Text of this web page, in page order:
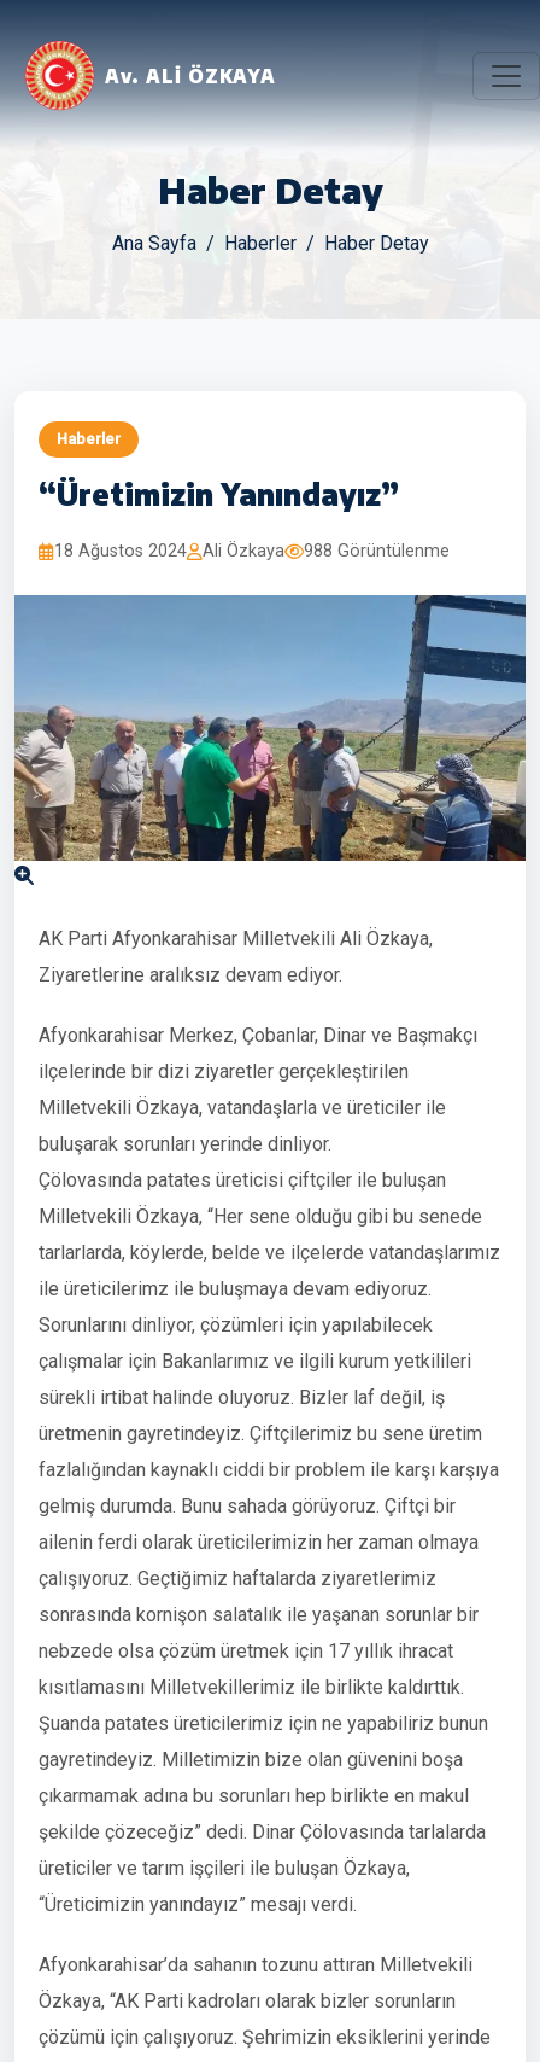
Av. ALİ ÖZKAYA
Haber Detay
Ana Sayfa Haberler Haber Detay
Haberler
“Üretimizin Yanındayız”
18 Ağustos 2024 Ali Özkaya 988 Görüntülenme
AK Parti Afyonkarahisar Milletvekili Ali Özkaya,
Ziyaretlerine aralıksız devam ediyor.
Afyonkarahisar Merkez, Çobanlar, Dinar ve Başmakçı
ilçelerinde bir dizi ziyaretler gerçekleştirilen
Milletvekili Özkaya, vatandaşlarla ve üreticiler ile
buluşarak sorunları yerinde dinliyor.
Çölovasında patates üreticisi çiftçiler ile buluşan
Milletvekili Özkaya, “Her sene olduğu gibi bu senede
tarlarlarda, köylerde, belde ve ilçelerde vatandaşlarımız
ile üreticilerimz ile buluşmaya devam ediyoruz.
Sorunlarını dinliyor, çözümleri için yapılabilecek
çalışmalar için Bakanlarımız ve ilgili kurum yetkilileri
sürekli irtibat halinde oluyoruz. Bizler laf değil, iş
üretmenin gayretindeyiz. Çiftçilerimiz bu sene üretim
fazlalığından kaynaklı ciddi bir problem ile karşı karşıya
gelmiş durumda. Bunu sahada görüyoruz. Çiftçi bir
ailenin ferdi olarak üreticilerimizin her zaman olmaya
çalışıyoruz. Geçtiğimiz haftalarda ziyaretlerimiz
sonrasında kornişon salatalık ile yaşanan sorunlar bir
nebzede olsa çözüm üretmek için 17 yıllık ihracat
kısıtlamasını Milletvekillerimiz ile birlikte kaldırttık.
Şuanda patates üreticilerimiz için ne yapabiliriz bunun
gayretindeyiz. Milletimizin bize olan güvenini boşa
çıkarmamak adına bu sorunları hep birlikte en makul
şekilde çözeceğiz” dedi. Dinar Çölovasında tarlalarda
üreticiler ve tarım işçileri ile buluşan Özkaya,
“Üreticimizin yanındayız” mesajı verdi.
Afyonkarahisar’da sahanın tozunu attıran Milletvekili
Özkaya, “AK Parti kadroları olarak bizler sorunların
çözümü için çalışıyoruz. Şehrimizin eksiklerini yerinde